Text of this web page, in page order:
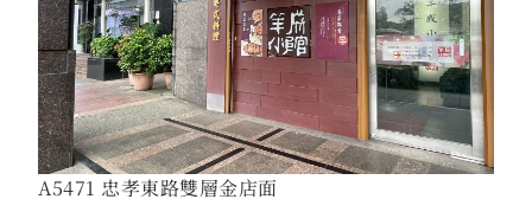
A5471 忠孝東路雙層金店面